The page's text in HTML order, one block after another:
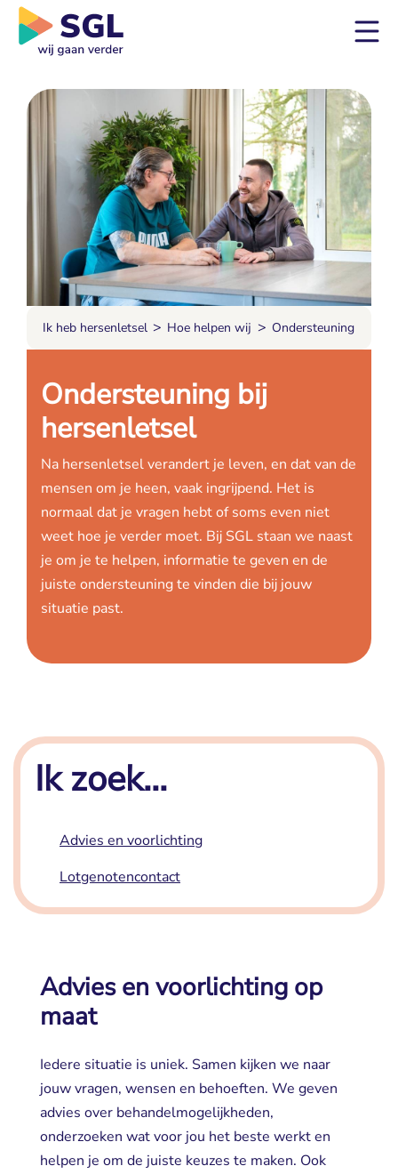
Ondersteuning bij
hersenletsel
Na hersenletsel verandert je leven, en dat van de
mensen om je heen, vaak ingrijpend. Het is
normaal dat je vragen hebt of soms even niet
weet hoe je verder moet. Bij SGL staan we naast
je om je te helpen, informatie te geven en de
juiste ondersteuning te vinden die bij jouw
situatie past.
Ik heb hersenletsel > Hoe helpen wij > Ondersteuning
Ik zoek...
Advies en voorlichting
Lotgenotencontact
Advies en voorlichting op
maat
Iedere situatie is uniek. Samen kijken we naar
jouw vragen, wensen en behoeften. We geven
advies over behandelmogelijkheden,
onderzoeken wat voor jou het beste werkt en
helpen je om de juiste keuzes te maken. Ook